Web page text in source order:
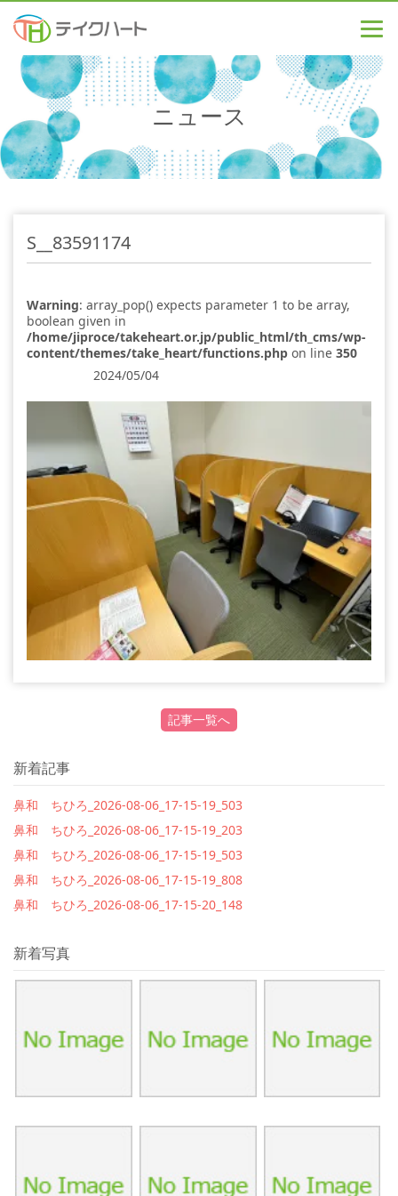
ニュース
S__83591174
Warning: array_pop() expects parameter 1 to be array,
boolean given in
/home/jiproce/takeheart.or.jp/public_html/th_cms/wp-
content/themes/take_heart/functions.php on line 350
2024/05/04
記事一覧へ
新着記事
鼻和 ちひろ_2026-08-06_17-15-19_503
鼻和 ちひろ_2026-08-06_17-15-19_203
鼻和 ちひろ_2026-08-06_17-15-19_503
鼻和 ちひろ_2026-08-06_17-15-19_808
鼻和 ちひろ_2026-08-06_17-15-20_148
新着写真